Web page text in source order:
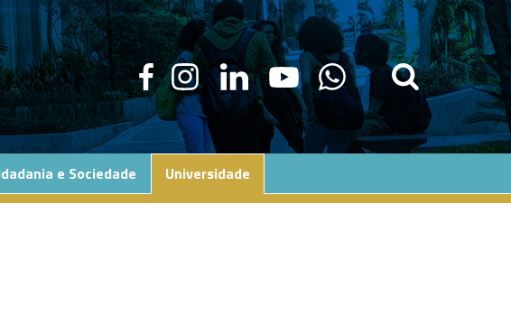
e Sociedade Universidade